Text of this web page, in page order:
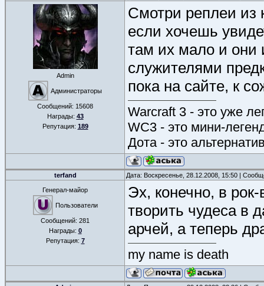
Admin
Администраторы
Сообщений: 15608
Награды: 43
Репутация: 189
Смотри реплеи из
если хочешь
там их мало и они
служителями
пока на сайте, к
Warcraft 3 - это уже
WC3 - это мини-
Дота - это
terfand Дата: Воскресенье, 28.12.2008, 15:50 |
Генерал-майор
Пользователи
Сообщений: 281
Награды: 0
Репутация: 7
Эх, конечно, в
творить чудеса в
арчей, а теперь
my name is death